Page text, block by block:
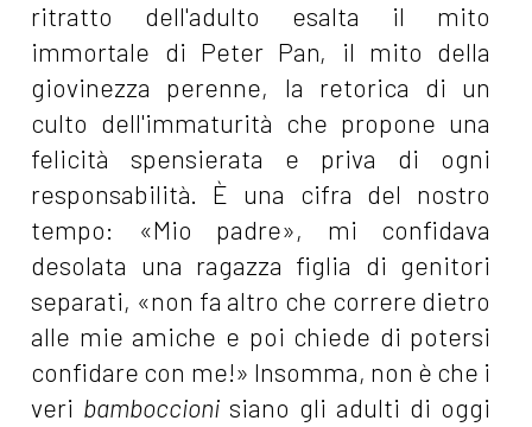
ritratto dell'adulto esalta il mito
immortale di Peter Pan, il mito della
giovinezza perenne, la retorica di un
culto dell'immaturità che propone una
felicità spensierata e priva di ogni
responsabilità. È una cifra del nostro
tempo: «Mio padre», mi confidava
desolata una ragazza figlia di genitori
separati, «non fa altro che correre dietro
alle mie amiche e poi chiede di potersi
confidare con me!» Insomma, non è che i
veri bamboccioni siano gli adulti di oggi